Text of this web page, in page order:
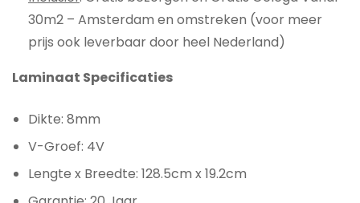
30m2 – Amsterdam en omstreken (voor meer
prijs ook leverbaar door heel Nederland)
Laminaat Specificaties
Dikte: 8mm
V-Groef: 4V
Lengte x Breedte: 128.5cm x 19.2cm